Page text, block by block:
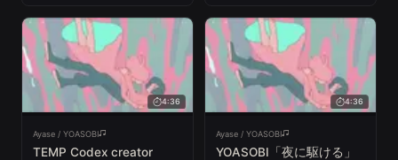
4:36
Ayase / YOASOBI
TEMP Codex creator
4:36
Ayase / YOASOBI
YOASOBI「夜に駆ける」